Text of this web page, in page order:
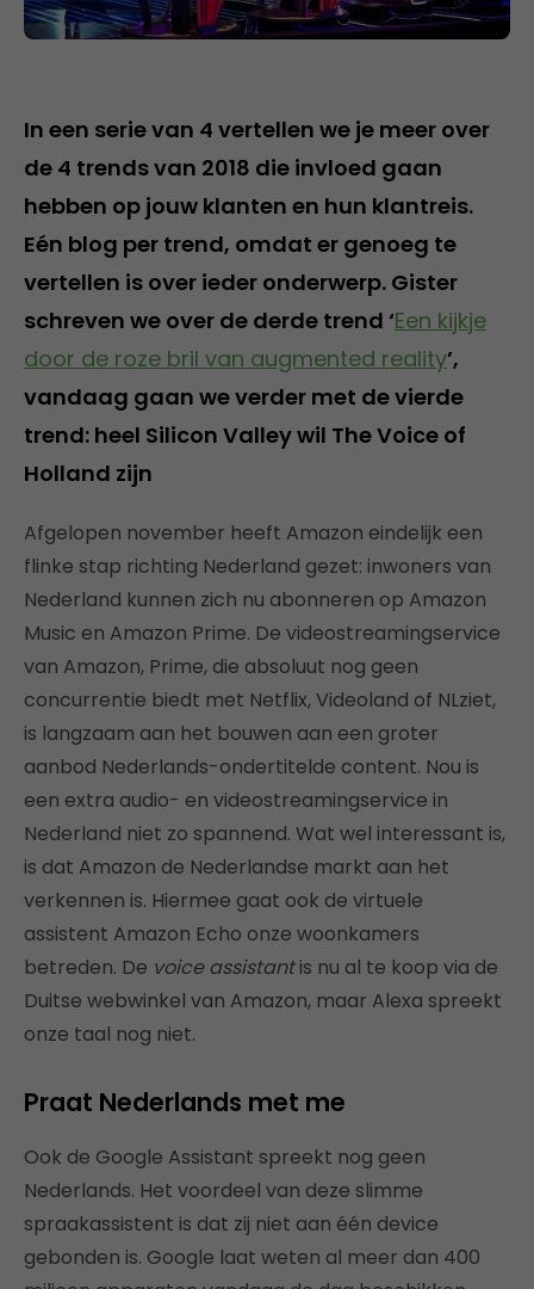
In een serie van 4 vertellen we je meer over
de 4 trends van 2018 die invloed gaan
hebben op jouw klanten en hun klantreis.
Eén blog per trend, omdat er genoeg te
vertellen is over ieder onderwerp. Gister
schreven we over de derde trend ‘Een kijkje
door de roze bril van augmented reality’,
vandaag gaan we verder met de vierde
trend: heel Silicon Valley wil The Voice of
Holland zijn
Afgelopen november heeft Amazon eindelijk een
flinke stap richting Nederland gezet: inwoners van
Nederland kunnen zich nu abonneren op Amazon
Music en Amazon Prime. De videostreamingservice
van Amazon, Prime, die absoluut nog geen
concurrentie biedt met Netflix, Videoland of NLziet,
is langzaam aan het bouwen aan een groter
aanbod Nederlands-ondertitelde content. Nou is
een extra audio- en videostreamingservice in
Nederland niet zo spannend. Wat wel interessant is,
is dat Amazon de Nederlandse markt aan het
verkennen is. Hiermee gaat ook de virtuele
assistent Amazon Echo onze woonkamers
betreden. De voice assistantis nu al te koop via de
Duitse webwinkel van Amazon, maar Alexa spreekt
onze taal nog niet.
Praat Nederlands met me
Ook de Google Assistant spreekt nog geen
Nederlands. Het voordeel van deze slimme
spraakassistent is dat zij niet aan één device
gebonden is. Google laat weten al meer dan 400